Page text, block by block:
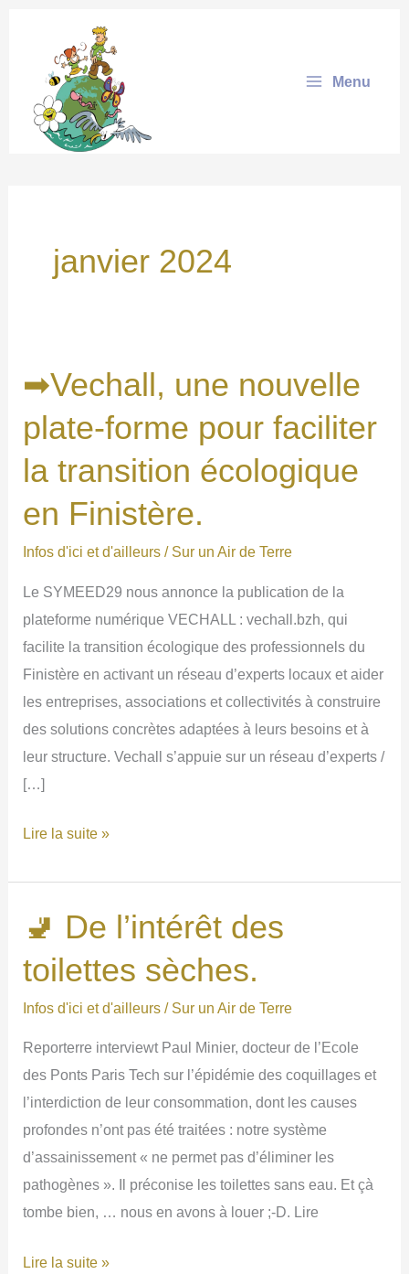
contenu
Menu
janvier 2024
➡Vechall, une nouvelle
plate-forme pour faciliter
la transition écologique
en Finistère.
Infos d'ici et d'ailleurs / Sur un Air de Terre
Le SYMEED29 nous annonce la publication de la
plateforme numérique VECHALL : vechall.bzh, qui
facilite la transition écologique des professionnels du
Finistère en activant un réseau d’experts locaux et aider
les entreprises, associations et collectivités à construire
des solutions concrètes adaptées à leurs besoins et à
leur structure. Vechall s’appuie sur un réseau d’experts /
[…]
➡Vechall,
nouvelle
plate-
forme
pour
transition
écologique
en
Finistère.
Lire la suite »
🚽 De l’intérêt des
toilettes sèches.
Infos d'ici et d'ailleurs / Sur un Air de Terre
Reporterre interviewt Paul Minier, docteur de l’Ecole
des Ponts Paris Tech sur l’épidémie des coquillages et
l’interdiction de leur consommation, dont les causes
profondes n’ont pas été traitées : notre système
d’assainissement « ne permet pas d’éliminer les
pathogènes ». Il préconise les toilettes sans eau. Et çà
tombe bien, … nous en avons à louer ;-D. Lire
🚽
Lire la suite »